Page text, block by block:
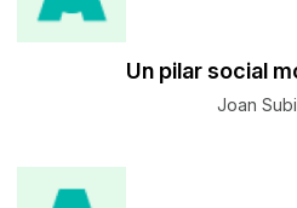
Un pilar social
Joan